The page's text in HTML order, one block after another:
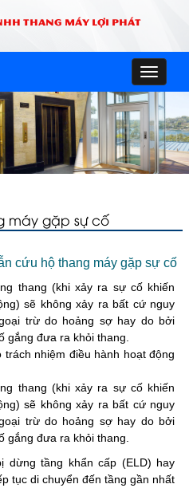
THANG MÁY LỢI PHÁT
Toggle
máy gặp sự cố
cứu hộ thang máy gặp sự cố
thang (khi xảy ra sự cố khiến
sẽ không xảy ra bất cứ nguy
trừ do hoảng sợ hay do bởi
gắng đưa ra khỏi thang.
nhiệm điều hành hoạt động
thang (khi xảy ra sự cố khiến
sẽ không xảy ra bất cứ nguy
trừ do hoảng sợ hay do bởi
gắng đưa ra khỏi thang.
dừng tầng khẩn cấp (ELD) hay
tục di chuyển đến tầng gần nhất